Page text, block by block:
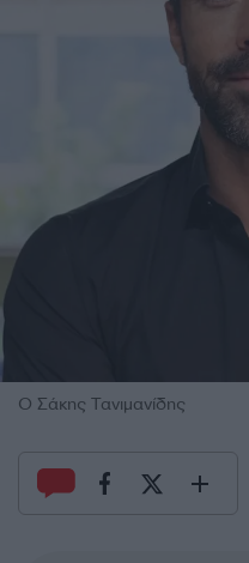
Ο Σάκης Τανιμανίδης